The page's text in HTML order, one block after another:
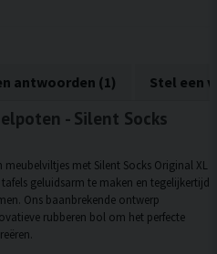
antwoorden (1) Stel een
- Silent Socks
met Silent Socks Original XL
geluidsarm te maken en tegelijkertijd
Ons baanbrekende ontwerp
rubberen bol om het perfecte